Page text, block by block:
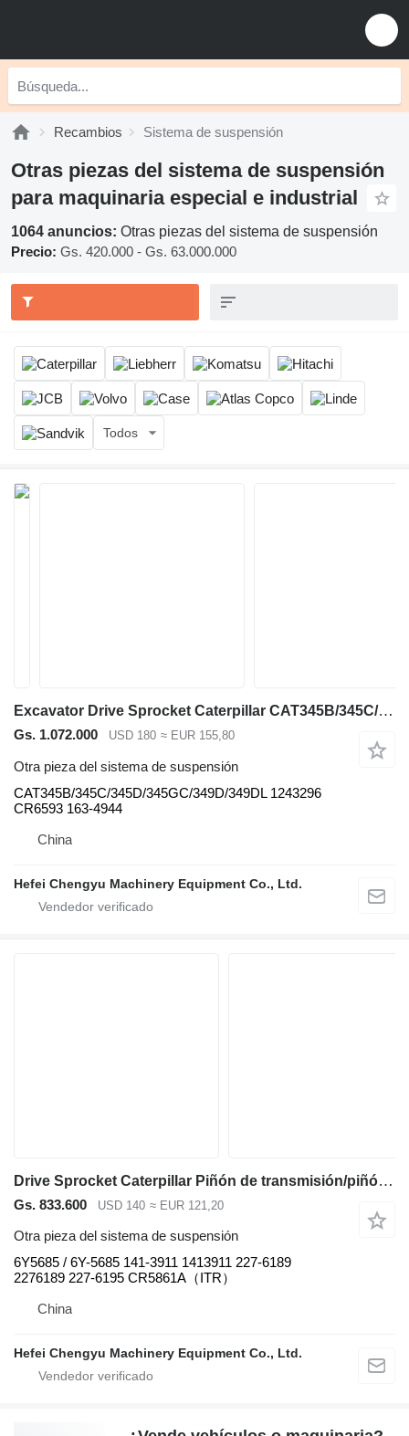
Recambios Sistema de suspensión
Otras piezas del sistema de suspensión
para maquinaria especial e industrial
1064 anuncios: Otras piezas del sistema de suspensión
Precio: Gs. 420.000 - Gs. 63.000.000
Todos
Excavator Drive Sprocket Caterpillar CAT345B/345C/345D/345GC/349D/349DL para Caterpillar 345B/345C/345D/345GC/349D/349DL excavadora
Gs. 1.072.000 USD 180 ≈ EUR 155,80
Otra pieza del sistema de suspensión
CAT345B/345C/345D/345GC/349D/349DL 1243296
CR6593 163-4944
China
Hefei Chengyu Machinery Equipment Co., Ltd.
Drive Sprocket Caterpillar Piñón de transmisión/piñón de oruga de alta resistencia para CAT336 CAT336D CA 6Y5685 para Caterpillar 336, 336D, 336D2, 336E,336F, 336DL, 336D2L excavadora
Gs. 833.600 USD 140 ≈ EUR 121,20
Otra pieza del sistema de suspensión
6Y5685 / 6Y-5685 141-3911 1413911 227-6189
2276189 227-6195 CR5861A（ITR）
China
Hefei Chengyu Machinery Equipment Co., Ltd.